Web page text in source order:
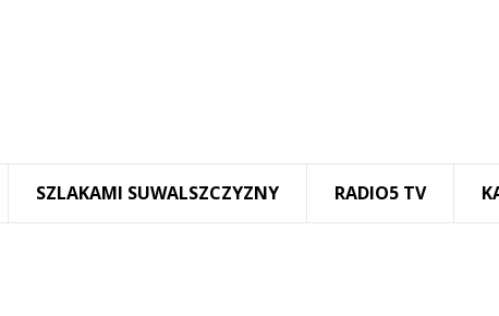
SZLAKAMI SUWALSZCZYZNY RADIO5 TV